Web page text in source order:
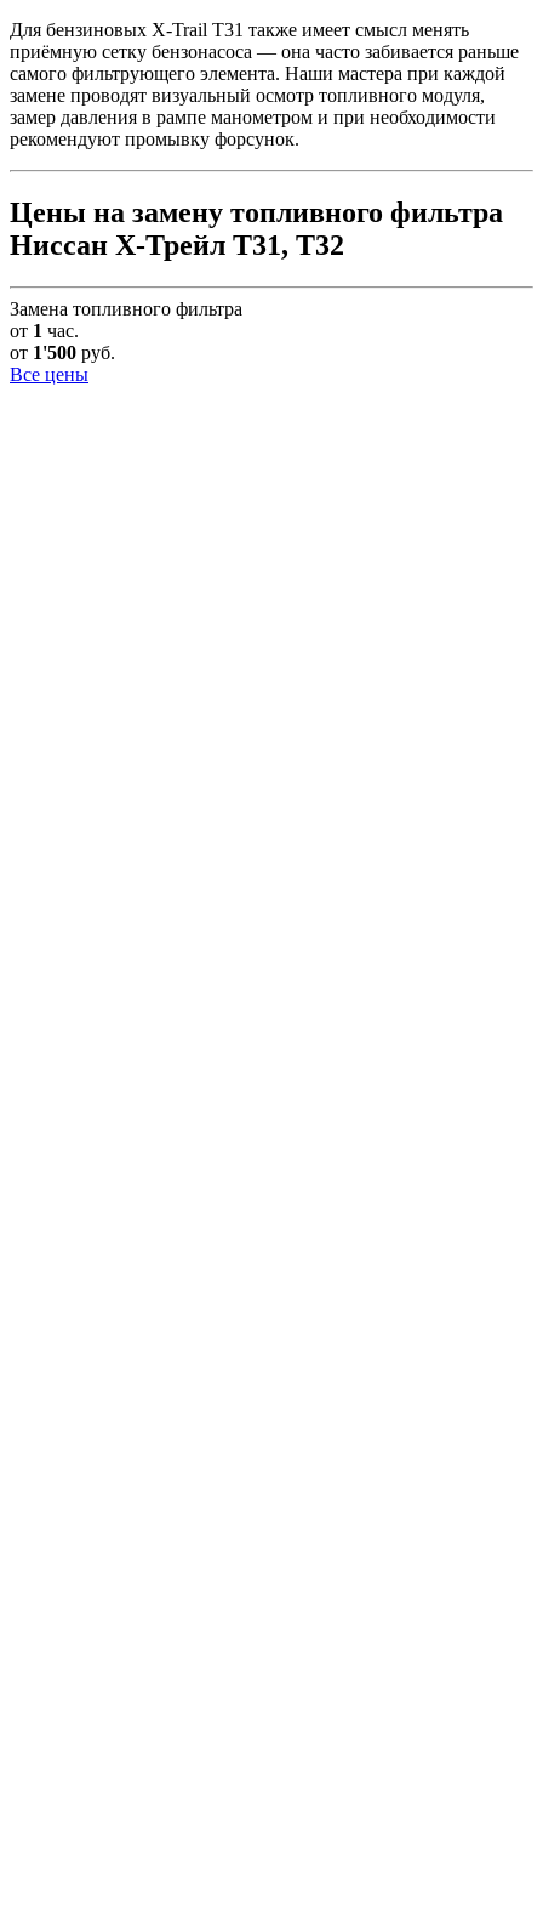
Для бензиновых X-Trail T31 также имеет смысл менять
приёмную сетку бензонасоса — она часто забивается раньше
самого фильтрующего элемента. Наши мастера при каждой
замене проводят визуальный осмотр топливного модуля,
замер давления в рампе манометром и при необходимости
рекомендуют промывку форсунок.
Цены на замену топливного фильтра
Ниссан Х-Трейл Т31, Т32
Замена топливного фильтра
от 1 час.
от 1'500 руб.
Все цены